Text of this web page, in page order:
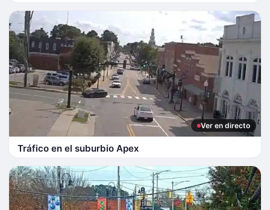
Ver en directo
Tráfico en el suburbio Apex